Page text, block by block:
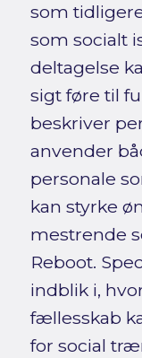
som
som socialt
deltagelse
sigt føre til
beskriver
anvender
personale
kan styrke
mestrende
Reboot.
indblik i,
fællesskab
for social